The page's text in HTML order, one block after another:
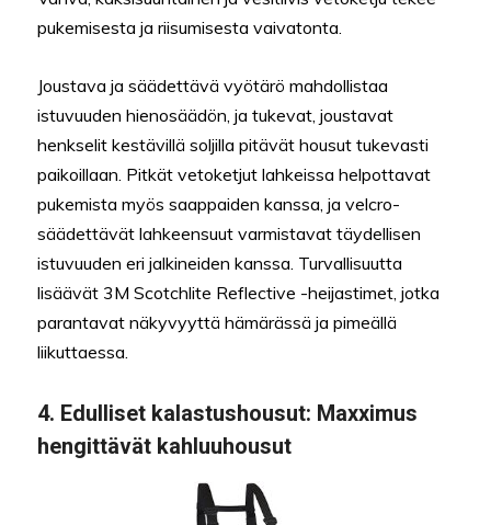
pukemisesta ja riisumisesta vaivatonta.
Joustava ja säädettävä vyötärö mahdollistaa
istuvuuden hienosäädön, ja tukevat, joustavat
henkselit kestävillä soljilla pitävät housut tukevasti
paikoillaan. Pitkät vetoketjut lahkeissa helpottavat
pukemista myös saappaiden kanssa, ja velcro-
säädettävät lahkeensuut varmistavat täydellisen
istuvuuden eri jalkineiden kanssa. Turvallisuutta
lisäävät 3M Scotchlite Reflective -heijastimet, jotka
parantavat näkyvyyttä hämärässä ja pimeällä
liikuttaessa.
4. Edulliset kalastushousut: Maxximus
hengittävät kahluuhousut